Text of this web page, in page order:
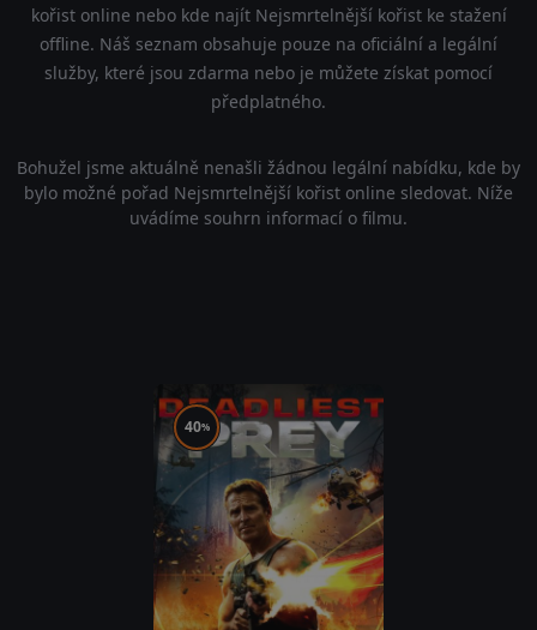
kořist online nebo kde najít Nejsmrtelnější kořist ke stažení
offline. Náš seznam obsahuje pouze na oficiální a legální
služby, které jsou zdarma nebo je můžete získat pomocí
předplatného.
Bohužel jsme aktuálně nenašli žádnou legální nabídku, kde by
bylo možné pořad Nejsmrtelnější kořist online sledovat. Níže
uvádíme souhrn informací o filmu.
40%